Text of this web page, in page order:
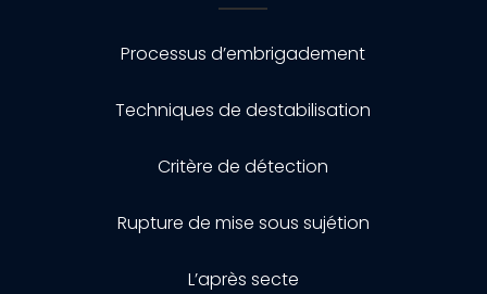
Processus d’embrigadement
Techniques de destabilisation
Critère de détection
Rupture de mise sous sujétion
L’après secte